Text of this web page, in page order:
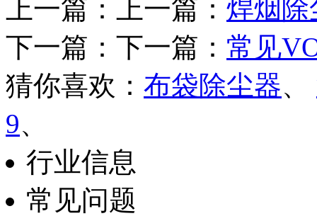
上一篇：上一篇： 焊烟除
下一篇：下一篇： 常见
猜你喜欢： 布袋除尘器、
9、
行业信息
常见问题